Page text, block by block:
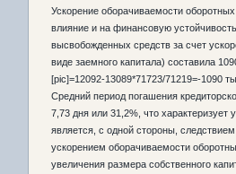
Ускорение оборачиваемости
влияние и на финансовую
высвобожденных средств за счет
виде заемного капитала) составила
[pic]=12092-13089*71723/71219=-1090
Средний период погашения
7,73 дня или 31,2%, что
является, с одной стороны,
ускорением оборачиваемости
увеличения размера собственного